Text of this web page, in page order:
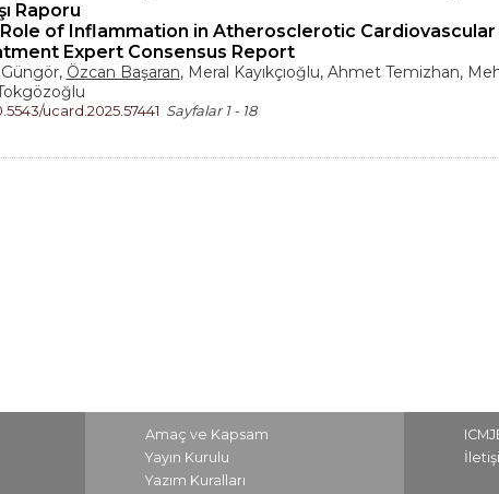
Raporu
of Inflammation in Atherosclerotic
Expert Consensus Report
Güngör, Özcan Başaran, Meral Kayıkçıoğlu, Ahmet Temizhan,
ucard.2025.57441 Sayfalar 1 - 18
Amaç ve Kapsam
Yayın Kurulu
Yazım Kuralları